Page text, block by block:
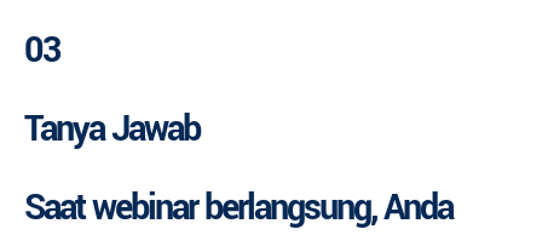
03
Tanya Jawab
Saat webinar berlangsung, Anda